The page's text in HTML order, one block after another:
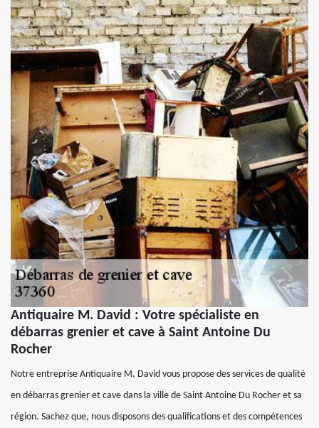
Antiquaire M. David : Votre spécialiste en
débarras grenier et cave à Saint Antoine Du
Rocher
Notre entreprise Antiquaire M. David vous propose des services de qualité
en débarras grenier et cave dans la ville de Saint Antoine Du Rocher et sa
région. Sachez que, nous disposons des qualifications et des compétences